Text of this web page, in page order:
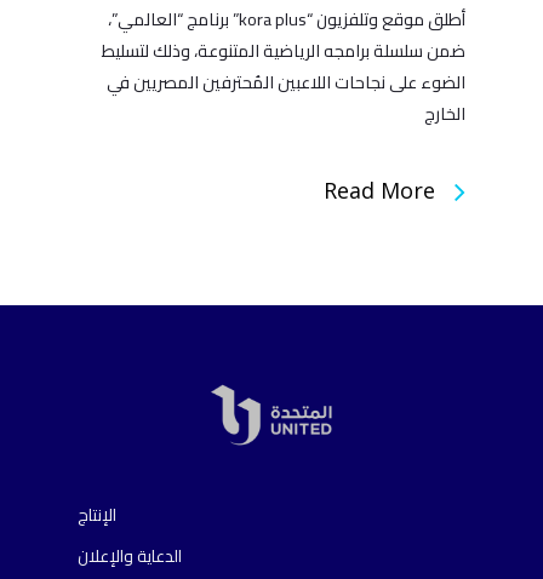
أطلق موقع وتلفزيون “kora plus” برنامج “العالمي”،
ضمن سلسلة برامجه الرياضية المتنوعة، وذلك لتسليط
الضوء على نجاحات اللاعبين المُحترفين المصريين في
الخارج
Read More
الإنتاج
الدعاية والإعلان